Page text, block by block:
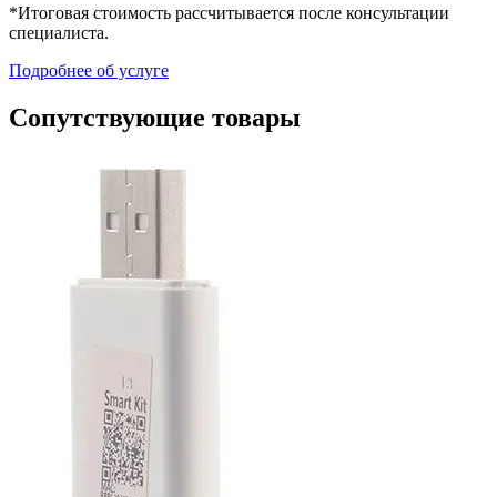
*Итоговая стоимость рассчитывается после консультации
специалиста.
Подробнее об услуге
Сопутствующие товары